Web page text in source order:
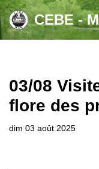
Aller
CEBE -
03/08
flore des
dim 03 août 2025